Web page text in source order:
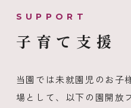
子育て支援
当園では未就園児のお子
場として、以下の園開放